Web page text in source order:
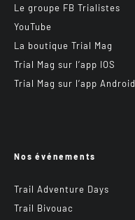
Le groupe FB Trialistes
YouTube
La boutique Trial Mag
Trial Mag sur l’app IOS
Trial Mag sur l’app Android
Nos événements
Trail Adventure Days
Trail Bivouac